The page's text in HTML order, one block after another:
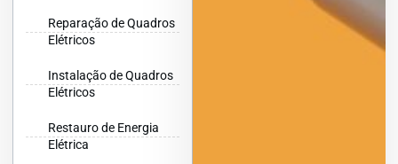
Reparação de Quadros
Elétricos
Instalação de Quadros
Elétricos
Restauro de Energia
Elétrica